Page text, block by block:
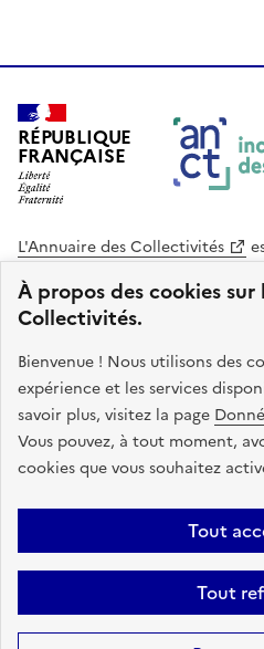
À propos des cookies
Collectivités.
Bienvenue ! Nous utilisons des
expérience et les services
savoir plus, visitez la page
Vous pouvez, à tout moment,
cookies que vous souhaitez
Tout
Tout
RÉPUBLIQUE
FRANÇAISE
L'Annuaire des Collectivités
des Territoires
Cohésion des Territoires
. Le
est disponible en licence libre.
avec le système de design de
legifrance.gouv.fr
service-public.gouv.fr
Plan du site Accessibilite : non
Politique de confidentialité
Statistiques Code
Sauf mention contraire, tous les